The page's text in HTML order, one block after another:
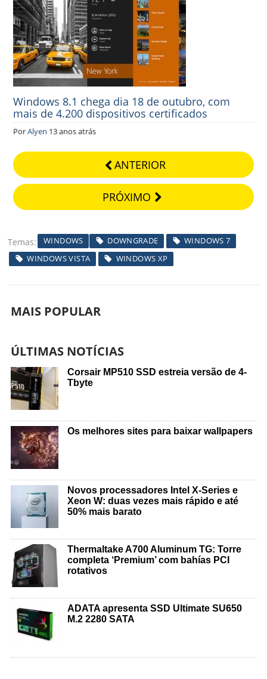
Windows 8.1 chega dia 18 de outubro, com
mais de 4.200 dispositivos certificados
PorAlyen 13 anos atrás
ANTERIOR
PRÓXIMO
Temas WINDOWS DOWNGRADE
WINDOWS 7
WINDOWS VISTA
WINDOWS XP
MAIS POPULAR
ÚLTIMAS NOTÍCIAS
Corsair MP510 SSD estreia versão de 4-
Tbyte
Os melhores sites para baixar wallpapers
Novos processadores Intel X-Series e
Xeon W: duas vezes mais rápido e até
50% mais barato
Thermaltake A700 Aluminum TG: Torre
completa ‘Premium’ com bahías PCI
rotativos
ADATA apresenta SSD Ultimate SU650
M.2 2280 SATA